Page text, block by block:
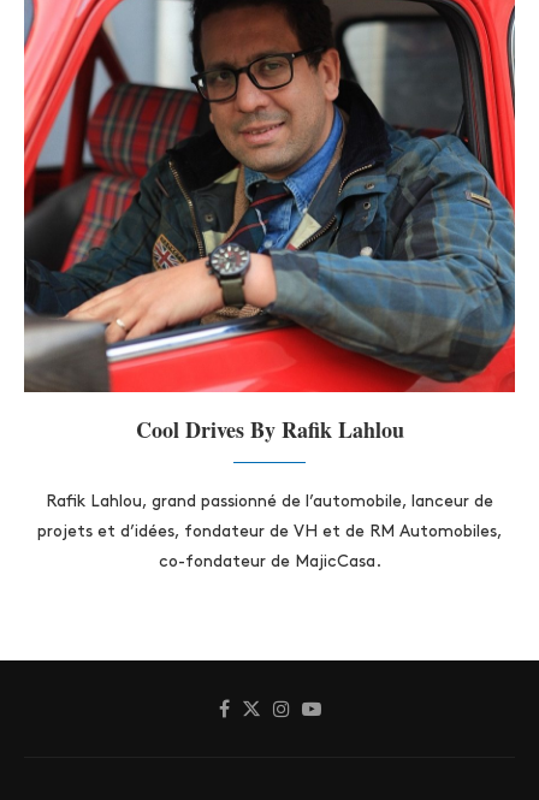
Cool Drives By Rafik Lahlou
Rafik Lahlou, grand passionné de l’automobile, lanceur de
projets et d’idées, fondateur de VH et de RM Automobiles,
co-fondateur de MajicCasa.